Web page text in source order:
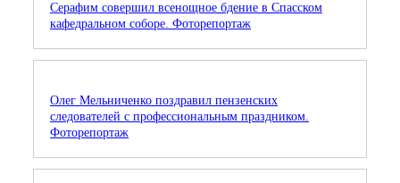
Серафим совершил всенощное бдение в Спасском
кафедральном соборе. Фоторепортаж
Олег Мельниченко поздравил пензенских
следователей с профессиональным праздником.
Фоторепортаж